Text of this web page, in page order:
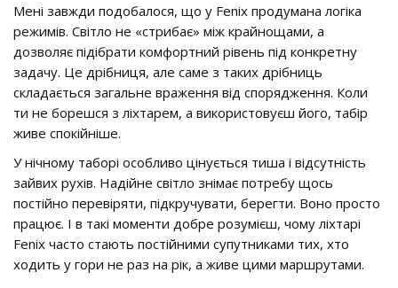
Мені завжди подобалося, що у Fenix продумана логіка
режимів. Світло не «стрибає» між крайнощами, а
дозволяє підібрати комфортний рівень під конкретну
задачу. Це дрібниця, але саме з таких дрібниць
складається загальне враження від спорядження. Коли
ти не борешся з ліхтарем, а використовуєш його, табір
живе спокійніше.
У нічному таборі особливо цінується тиша і відсутність
зайвих рухів. Надійне світло знімає потребу щось
постійно перевіряти, підкручувати, берегти. Воно просто
працює. І в такі моменти добре розумієш, чому ліхтарі
Fenix часто стають постійними супутниками тих, хто
ходить у гори не раз на рік, а живе цими маршрутами.